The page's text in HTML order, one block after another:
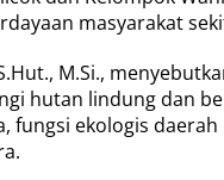
masyarakat
M.Si.,
hutan lindung dan
fungsi ekologis